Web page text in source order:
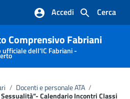
Cerca
Accedi
Comprensivo Fabriani
ufficiale dell'IC Fabriani -
/ Docenti e personale ATA /
Calendario Incontri Classi